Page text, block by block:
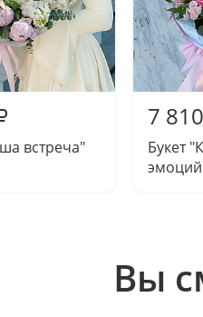
встреча"
7 810
Букет
Вы